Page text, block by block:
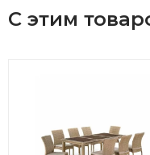
С этим